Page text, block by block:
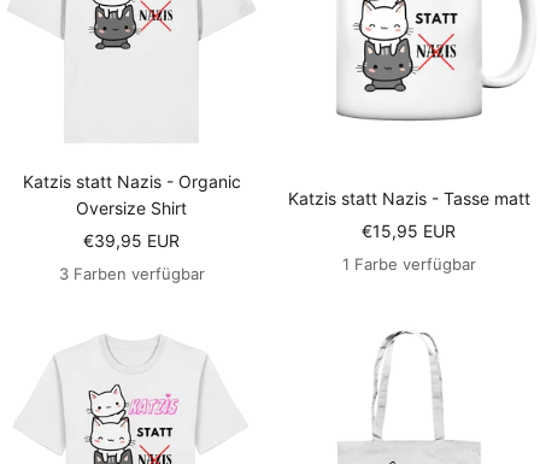
Katzis statt Nazis - Organic
Oversize Shirt
Angebotspreis
€39,95 EUR
3 Farben verfügbar
Katzis statt Nazis - Tasse matt
Angebotspreis
€15,95 EUR
1 Farbe verfügbar